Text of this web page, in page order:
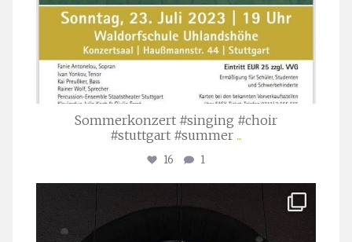
Sommerkonzert #singing #choir
#stuttgart #summer ...
16 1
Apr. 1